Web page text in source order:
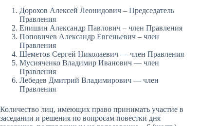
Дорохов Алексей Леонидович – Председатель
Правления
Епишин Александр Павлович – член Правления
Поповичев Александр Евгеньевич – член
Правления
Шеметов Сергей Николаевич — член Правления
Мусияченко Владимир Иванович — член
Правления
Лебедев Дмитрий Владимирович — член
Правления
Количество лиц, имеющих право принимать участие в
заседании и решения по вопросам повестки дня